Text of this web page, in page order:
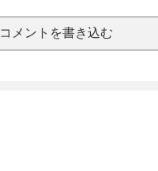
コメントを書き込む